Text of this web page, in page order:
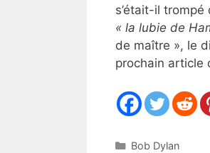
s’était-il
« la lubie de
de maître », le
prochain article
Catégories
Bob Dylan